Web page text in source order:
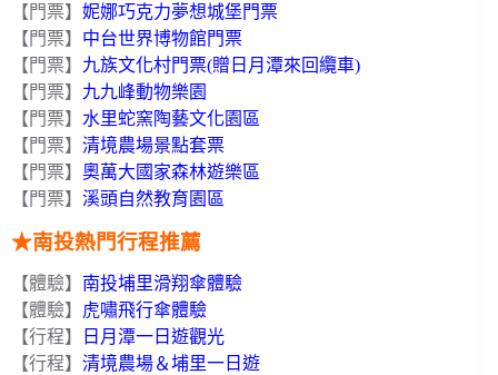
【門票】 妮娜巧克力夢想城堡門票
【門票】 中台世界博物館門票
【門票】 九族文化村門票(贈日月潭來回纜車)
【門票】 九九峰動物樂園
【門票】 水里蛇窯陶藝文化園區
【門票】 清境農場景點套票
【門票】 奧萬大國家森林遊樂區
【門票】 溪頭自然教育園區
★南投熱門行程推薦
【體驗】 南投埔里滑翔傘體驗
【體驗】 虎嘯飛行傘體驗
【行程】
日月潭一日遊觀光
【行程】 清境農場＆埔里一日遊